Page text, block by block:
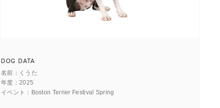
DOG DATA
名前
くうた
年度
2025
イベント
Boston Terrier Festival Spring